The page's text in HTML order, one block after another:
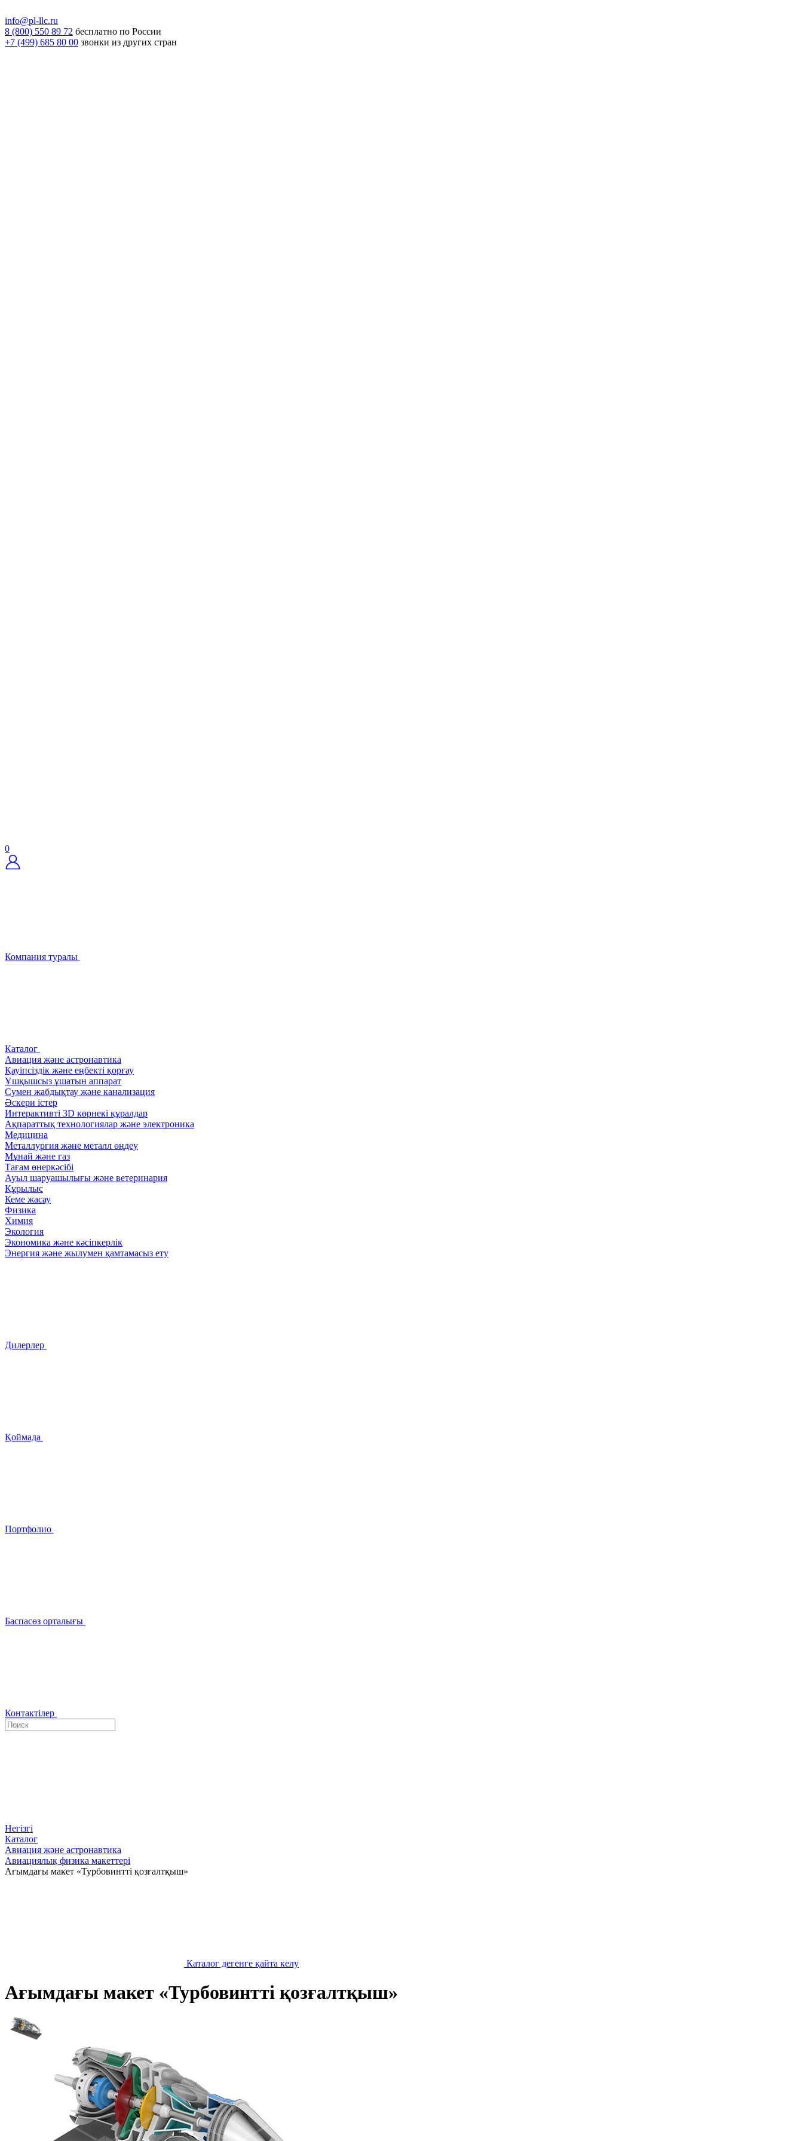
info@pl-llc.ru
8 (800) 550 89 72 бесплатно по России
+7 (499) 685 80 00 звонки из других стран
0
Компания туралы
Каталог
Авиация және астронавтика
Қауіпсіздік және еңбекті қорғау
Ұшқышсыз ұшатын аппарат
Сумен жабдықтау және канализация
Әскери істер
Интерактивті 3D көрнекі құралдар
Ақпараттық технологиялар және электроника
Медицина
Металлургия және металл өңдеу
Мұнай және газ
Тағам өнеркәсібі
Ауыл шаруашылығы және ветеринария
Құрылыс
Кеме жасау
Физика
Химия
Экология
Экономика және кәсіпкерлік
Энергия және жылумен қамтамасыз ету
Дилерлер
Қоймада
Портфолио
Баспасөз орталығы
Контактілер
Негізгі
Каталог
Авиация және астронавтика
Авиациялық физика макеттері
Ағымдағы макет «Турбовинтті қозғалтқыш»
Каталог дегенге қайта келу
Ағымдағы макет «Турбовинтті қозғалтқыш»